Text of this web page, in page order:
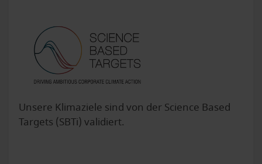
Unsere Klimaziele sind von der Science Based
Targets (SBTi) validiert.